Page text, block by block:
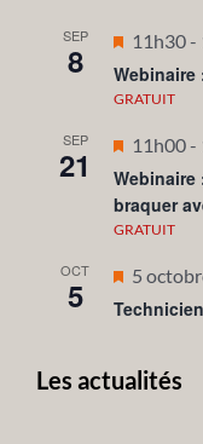
SEP
8
Mis
en
avant
11h30-
Webinaire
GRATUIT
SEP
21
Mis
en
avant
11h00-
Webinaire
braquer
GRATUIT
OCT
5
Mis
en
5
Les actualités